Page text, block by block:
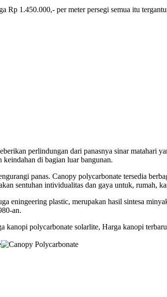
1.450.000,- per meter persegi semua itu
perlindungan dari panasnya sinar matahari
keindahan di bagian luar bangunan.
panas. Canopy polycarbonate tersedia
sentuhan intividualitas dan gaya untuk, rumah,
eningeering plastic, merupakan hasil sintesa
an.
polycarbonate solarlite, Harga kanopi